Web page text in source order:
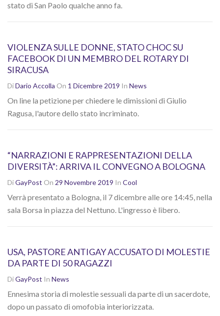
stato di San Paolo qualche anno fa.
VIOLENZA SULLE DONNE, STATO CHOC SU
FACEBOOK DI UN MEMBRO DEL ROTARY DI
SIRACUSA
DiDario Accolla On 1 Dicembre 2019 In News
On line la petizione per chiedere le dimissioni di Giulio
Ragusa, l'autore dello stato incriminato.
“NARRAZIONI E RAPPRESENTAZIONI DELLA
DIVERSITÀ”: ARRIVA IL CONVEGNO A BOLOGNA
DiGayPost On 29 Novembre 2019 In Cool
Verrà presentato a Bologna, il 7 dicembre alle ore 14:45, nella
sala Borsa in piazza del Nettuno. L'ingresso è libero.
USA, PASTORE ANTIGAY ACCUSATO DI MOLESTIE
DA PARTE DI 50 RAGAZZI
DiGayPost In News
Ennesima storia di molestie sessuali da parte di un sacerdote,
dopo un passato di omofobia interiorizzata.